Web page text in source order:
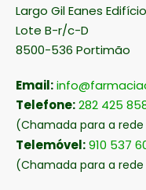
Largo Gil Eanes
Lote B-r/c-D
8500-536 Portimão
Email:
Telefone:282 425
(Chamada para a
Telemóvel:910 537
(Chamada para a